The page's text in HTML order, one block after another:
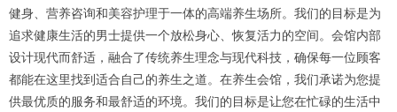
健身、营养咨询和美容护理于一体的高端养生场所。我们的目标是为
追求健康生活的男士提供一个放松身心、恢复活力的空间。会馆内部
设计现代而舒适，融合了传统养生理念与现代科技，确保每一位顾客
都能在这里找到适合自己的养生之道。在养生会馆，我们承诺为您提
供最优质的服务和最舒适的环境。我们的目标是让您在忙碌的生活中